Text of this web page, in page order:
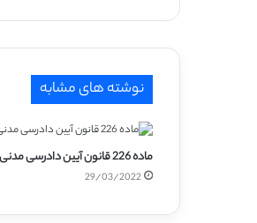
نوشته های مشابه
ماده 226 قانون آیین دادرسی مدنی
29/03/2022